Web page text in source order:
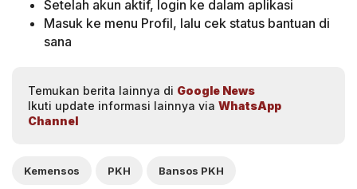
Setelah akun aktif, login ke dalam aplikasi
Masuk ke menu Profil, lalu cek status bantuan di
sana
Temukan berita lainnya di Google News
Ikuti update informasi lainnya via WhatsApp
Channel
Kemensos PKH Bansos PKH